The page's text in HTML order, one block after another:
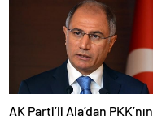
AK Parti’li Ala’dan PKK’nın